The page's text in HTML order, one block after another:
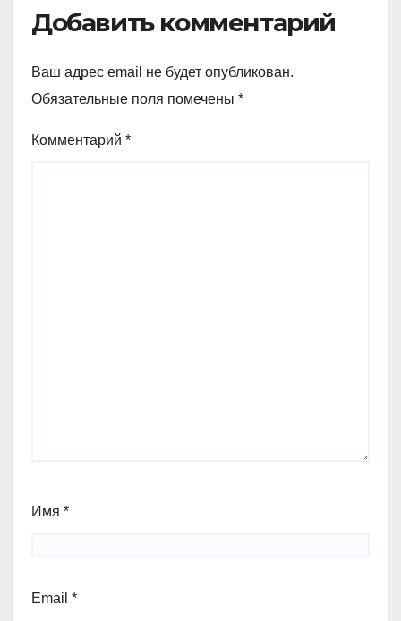
Добавить комментарий
Ваш адрес email не будет опубликован.
Обязательные поля помечены *
Комментарий *
Имя *
Email *